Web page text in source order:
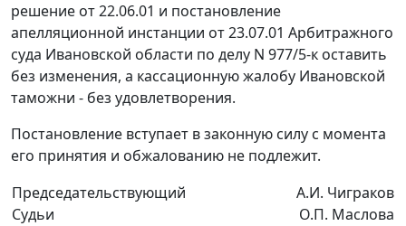
решение от 22.06.01 и постановление
апелляционной инстанции от 23.07.01 Арбитражного
суда Ивановской области по делу N 977/5-к оставить
без изменения, а кассационную жалобу Ивановской
таможни - без удовлетворения.
Постановление вступает в законную силу с момента
его принятия и обжалованию не подлежит.
Председательствующий
Судьи
А.И. Чиграков
О.П. Маслова